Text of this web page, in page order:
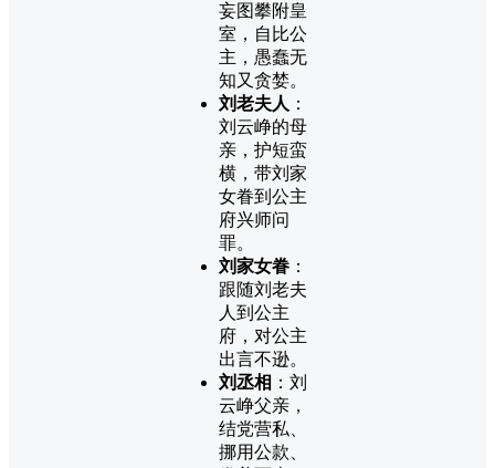
妄图攀附皇
室，自比公
主，愚蠢无
知又贪婪。
刘老夫人 ：
刘云峥的母
亲，护短蛮
横，带刘家
女眷到公主
府兴师问
罪。
刘家女眷 ：
跟随刘老夫
人到公主
府，对公主
出言不逊。
刘丞相 ：刘
云峥父亲，
结党营私、
挪用公款、